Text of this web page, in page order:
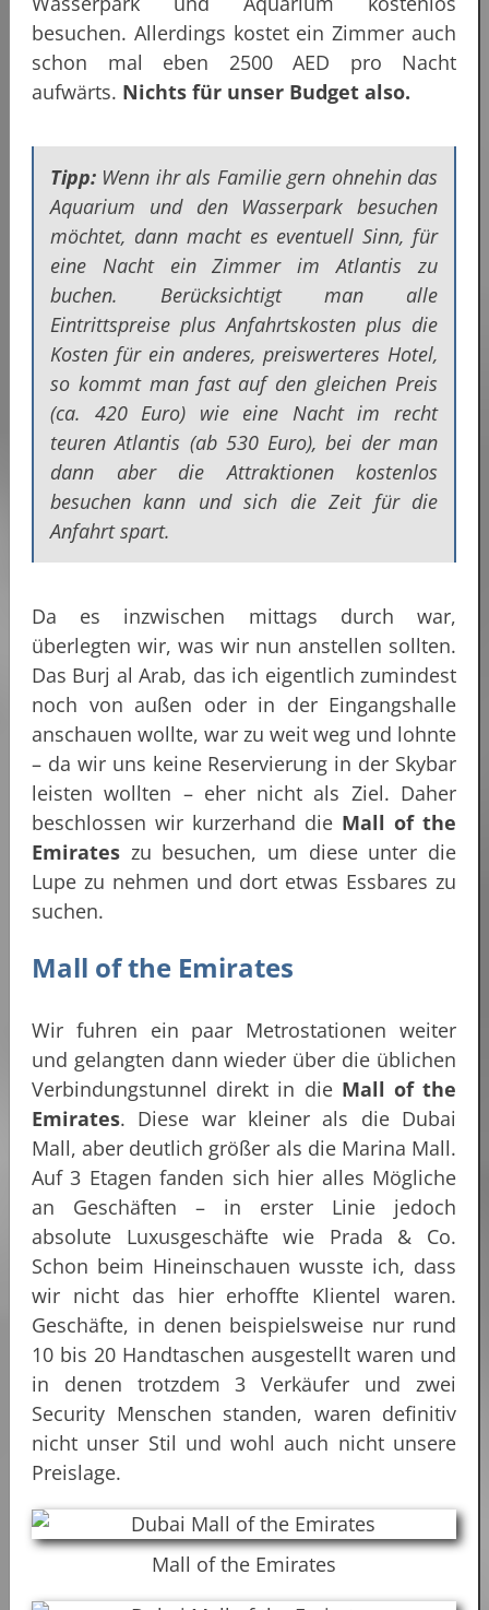
besuchen. Allerdings kostet ein Zimmer auch
schon mal eben 2500 AED pro Nacht
aufwärts. Nichts für unser Budget also.
Tipp: Wenn ihr als Familie gern ohnehin das
Aquarium und den Wasserpark besuchen
möchtet, dann macht es eventuell Sinn, für
eine Nacht ein Zimmer im Atlantis zu
buchen. Berücksichtigt man alle
Eintrittspreise plus Anfahrtskosten plus die
Kosten für ein anderes, preiswerteres Hotel,
so kommt man fast auf den gleichen Preis
(ca. 420 Euro) wie eine Nacht im recht
teuren Atlantis (ab 530 Euro), bei der man
dann aber die Attraktionen kostenlos
besuchen kann und sich die Zeit für die
Anfahrt spart.
Da es inzwischen mittags durch war,
überlegten wir, was wir nun anstellen sollten.
Das Burj al Arab, das ich eigentlich zumindest
noch von außen oder in der Eingangshalle
anschauen wollte, war zu weit weg und lohnte
– da wir uns keine Reservierung in der Skybar
leisten wollten – eher nicht als Ziel. Daher
beschlossen wir kurzerhand die Mall of the
Emirates zu besuchen, um diese unter die
Lupe zu nehmen und dort etwas Essbares zu
suchen.
Mall of the Emirates
Wir fuhren ein paar Metrostationen weiter
und gelangten dann wieder über die üblichen
Verbindungstunnel direkt in die Mall of the
Emirates. Diese war kleiner als die Dubai
Mall, aber deutlich größer als die Marina Mall.
Auf 3 Etagen fanden sich hier alles Mögliche
an Geschäften – in erster Linie jedoch
absolute Luxusgeschäfte wie Prada & Co.
Schon beim Hineinschauen wusste ich, dass
wir nicht das hier erhoffte Klientel waren.
Geschäfte, in denen beispielsweise nur rund
10 bis 20 Handtaschen ausgestellt waren und
in denen trotzdem 3 Verkäufer und zwei
Security Menschen standen, waren definitiv
nicht unser Stil und wohl auch nicht unsere
Preislage.
Mall of the Emirates